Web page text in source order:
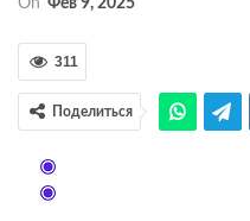
On Фев 9, 2025
311
Поделиться